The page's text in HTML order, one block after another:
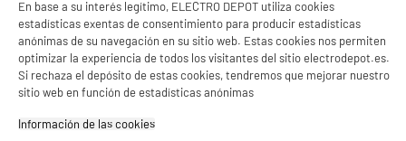
ESTAMOS EN CONTACTO
En base a su interés legítimo, ELECTRO DEPOT utiliza cookies
estadísticas exentas de consentimiento para producir estadísticas
anónimas de su navegación en su sitio web. Estas cookies nos permiten
optimizar la experiencia de todos los visitantes del sitio electrodepot.es.
Si rechaza el depósito de estas cookies, tendremos que mejorar nuestro
sitio web en función de estadísticas anónimas
Información de las cookies‎